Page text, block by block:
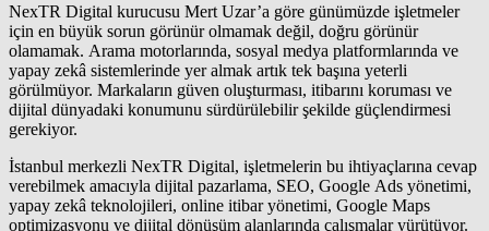
NexTR Digital kurucusu Mert Uzar’a göre günümüzde işletmeler
için en büyük sorun görünür olmamak değil, doğru görünür
olamamak. Arama motorlarında, sosyal medya platformlarında ve
yapay zekâ sistemlerinde yer almak artık tek başına yeterli
görülmüyor. Markaların güven oluşturması, itibarını koruması ve
dijital dünyadaki konumunu sürdürülebilir şekilde güçlendirmesi
gerekiyor.
İstanbul merkezli NexTR Digital, işletmelerin bu ihtiyaçlarına cevap
verebilmek amacıyla dijital pazarlama, SEO, Google Ads yönetimi,
yapay zekâ teknolojileri, online itibar yönetimi, Google Maps
optimizasyonu ve dijital dönüşüm alanlarında çalışmalar yürütüyor.